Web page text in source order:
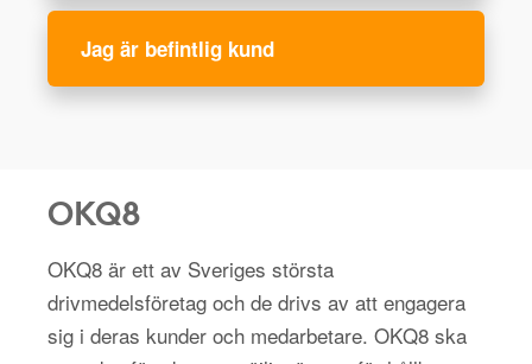
Jag är befintlig kund
OKQ8
OKQ8 är ett av Sveriges största
drivmedelsföretag och de drivs av att engagera
sig i deras kunder och medarbetare. OKQ8 ska